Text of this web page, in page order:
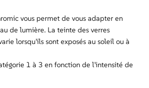
vous permet de vous adapter en
de lumière. La teinte des verres
lorsqu’ils sont exposés au soleil ou à
1 à 3 en fonction de l’intensité de